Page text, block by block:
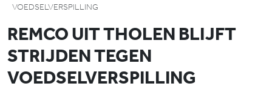
VOEDSELVERSPILLING
REMCO UIT THOLEN BLIJFT
STRIJDEN TEGEN
VOEDSELVERSPILLING